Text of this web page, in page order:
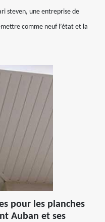
steven, une entreprise de
comme neuf l’état et la
pour les planches
Auban et ses